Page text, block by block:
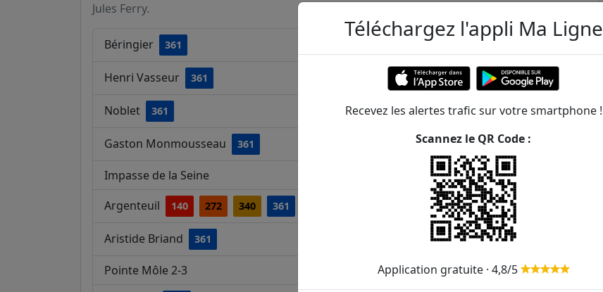
Jules Ferry.
Béringier 361 175m
Henri Vasseur 361
Noblet 361 353m
Gaston Monmousseau 361
Impasse de la Seine
Argenteuil 140 272 340 361
Aristide Briand 361
Pointe Môle 2-3 808m
Téléchargez l'appli Ma Ligne
Recevez les alertes trafic sur votre smartphone !
Scannez le QR Code :
Application gratuite · 4,8/5